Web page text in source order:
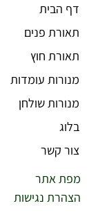
דף הבית
תאורת פנים
תאורת חוץ
מנורות עומדות
מנורות שולחן
בלוג
צור קשר
מפת אתר
הצהרת נגישות